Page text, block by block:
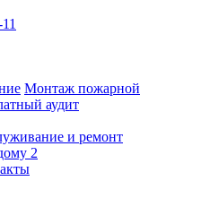
Монтаж пожарной
аудит
и ремонт
2